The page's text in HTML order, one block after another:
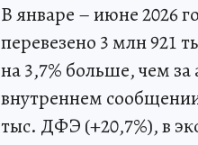
В январе – июне 2026
перевезено 3 млн 921
на 3,7% больше, чем
внутреннем
тыс. ДФЭ (+20,7%), в